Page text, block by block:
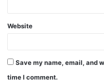
Website
Save my name, email, and
time I comment.